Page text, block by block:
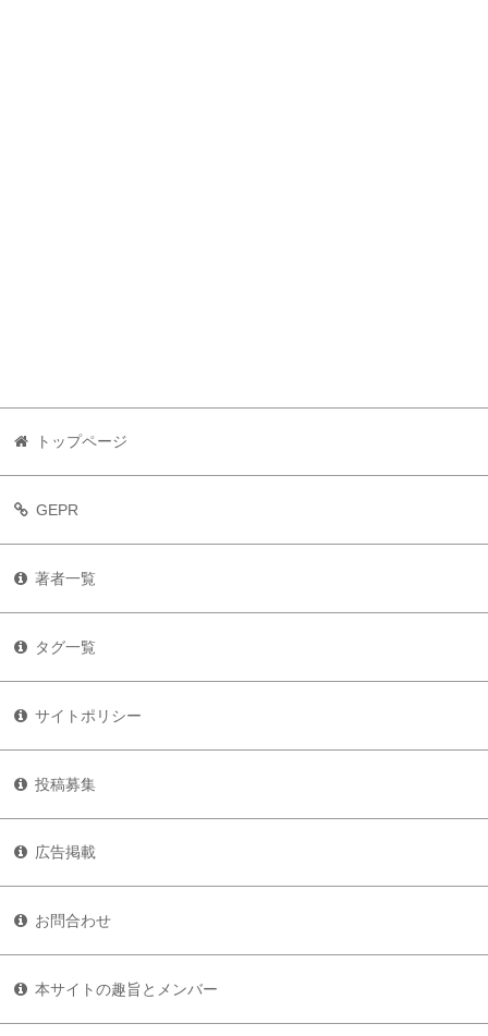
トップページ
GEPR
著者一覧
タグ一覧
サイトポリシー
投稿募集
広告掲載
お問合わせ
本サイトの趣旨とメンバー